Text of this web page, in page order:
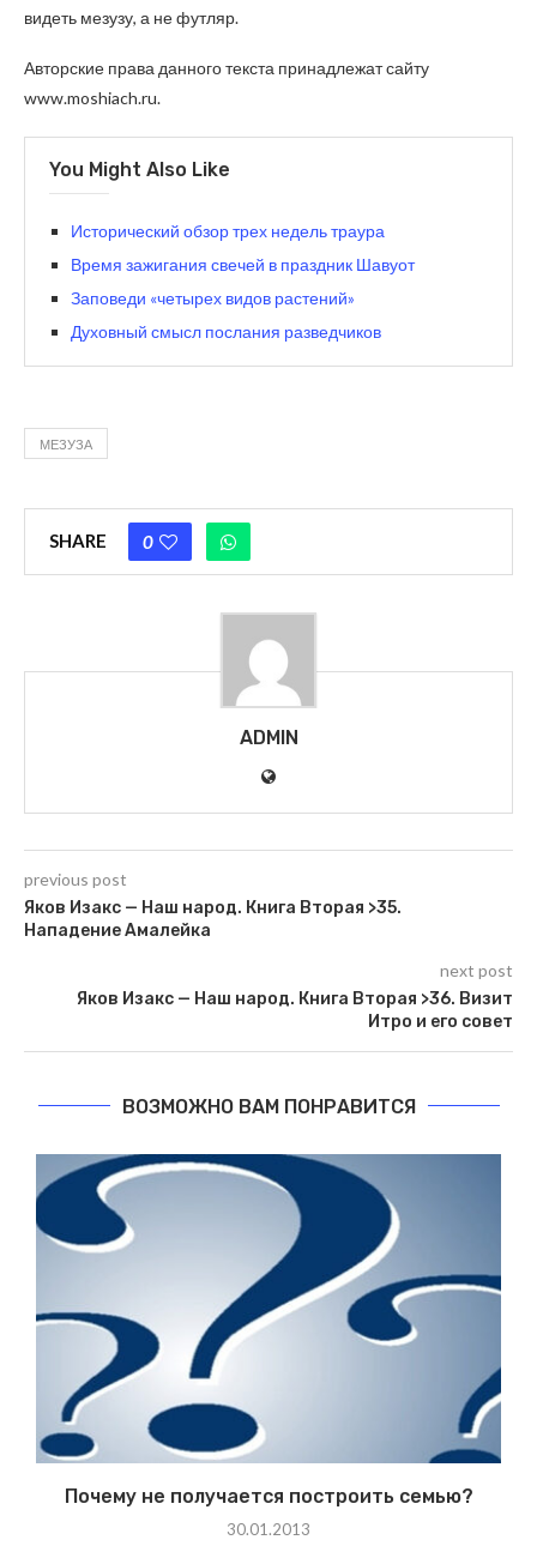
видеть мезузу, а не футляр.
Авторские права данного текста принадлежат сайту
www.moshiach.ru.
You Might Also Like
Исторический обзор трех недель траура
Время зажигания свечей в праздник Шавуот
Заповеди «четырех видов растений»
Духовный смысл послания разведчиков
МЕЗУЗА
SHARE 0
ADMIN
previous post
Яков Изакс — Наш народ. Книга Вторая >35.
Нападение Амалейка
next post
Яков Изакс — Наш народ. Книга Вторая >36. Визит
Итро и его совет
ВОЗМОЖНО ВАМ ПОНРАВИТСЯ
Почему не получается построить семью?
30.01.2013